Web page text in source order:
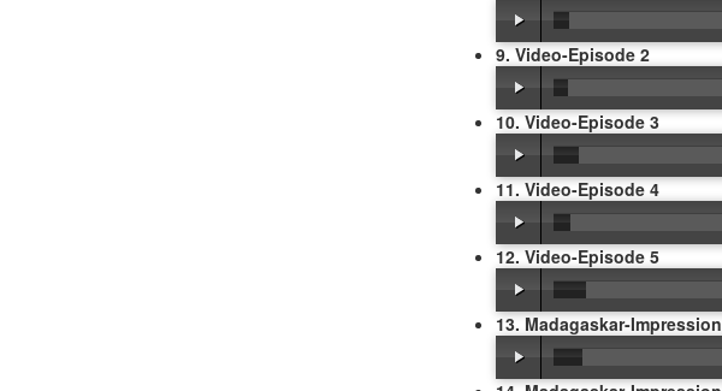
9. Video-Episode 2
10. Video-Episode 3
11. Video-Episode 4
12. Video-Episode 5
13. Madagaskar-Impression